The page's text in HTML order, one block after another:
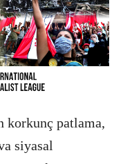
korkunç patlama,
siyasal